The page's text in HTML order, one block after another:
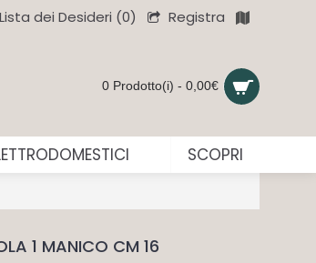
Lista dei Desideri (0) Registra
0 Prodotto(i) - 0,00€
SCOPRI
1 MANICO CM 16